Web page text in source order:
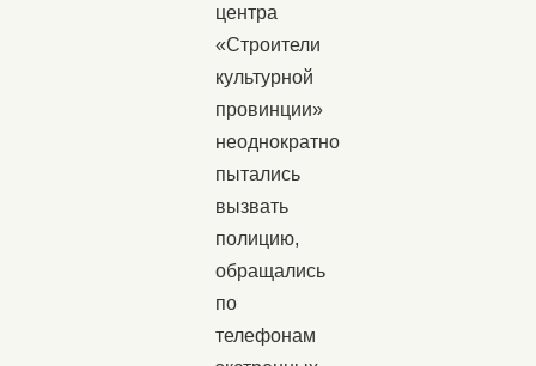
центра
«Строители
культурной
провинции»
неоднократно
пытались
вызвать
полицию,
обращались
по
телефонам